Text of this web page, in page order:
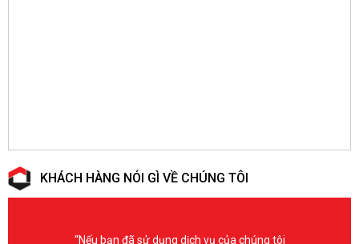
KHÁCH HÀNG NÓI GÌ VỀ CHÚNG TÔI
“Nếu bạn đã sử dụng dịch vụ của chúng tôi